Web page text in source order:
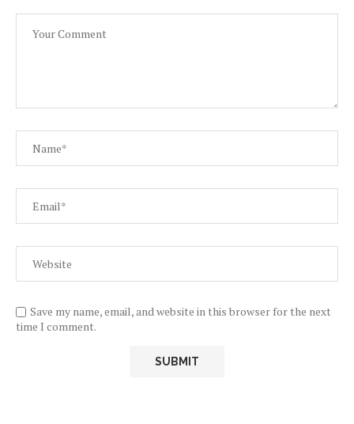
Save my name, email, and website in this browser for the next
time I comment.